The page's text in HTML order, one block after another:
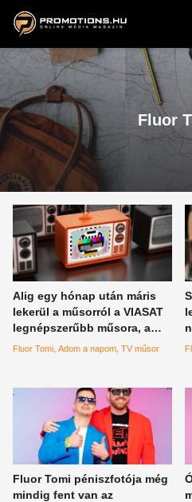
ZENE, FILM & KULT
Fluor
Alig egy hónap után máris
lekerül a műsorról a VIASAT
legnépszerűbb műsora, a
csatorna ezzel indokolta a
Fluor Tomi Adom a napom TV műsor
Fluor Tomi péniszfotója még
mindig fent van az